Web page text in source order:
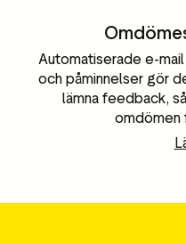
Automatiserade e-
och påminnelser gör
lämna feedback,